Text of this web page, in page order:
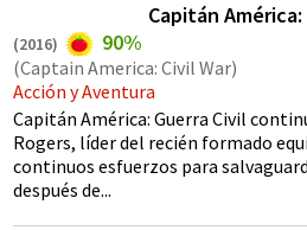
Capitán América:
(2016) 90%
(Captain America: Civil War)
Acción y Aventura
Capitán América: Guerra Civil
Rogers, líder del recién formado
continuos esfuerzos para
después de...